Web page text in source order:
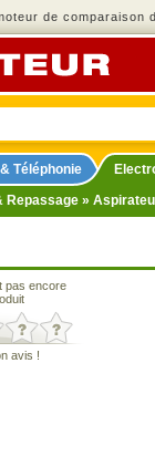
de comparaison
Téléphonie
Repassage »
pas encore
avis !